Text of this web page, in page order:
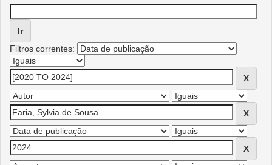
Filtros correntes: